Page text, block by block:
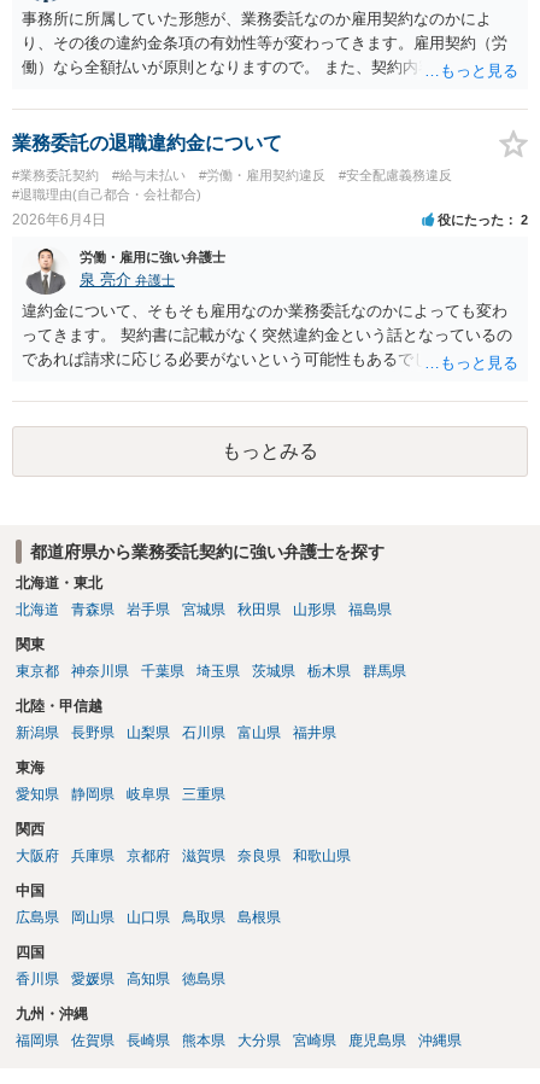
かは、その具体的内容によります。介護、転居、健康問題など、活動
継続が客観的に困難といえる事情があるかが重要です。 未成年であれ
ば、契約時に親権者の同意があったか、契約期間・活動義務・中途辞
退時の扱いについて親権者に説明されていたかも確認すべきです。 現
時点では、安易に支払義務を認めず、契約書、募集記事、LINE等を保
存したうえで、請求費目、金額、根拠資料の明示を求めるのがよいと
思います。回答前に弁護士へ相談することをおすすめします。
事務所に所属していた形態が、業務委託なのか雇用契約なのかによ
り、その後の違約金条項の有効性等が変わってきます。雇用契約（労
働）なら全額払いが原則となりますので。 また、契約内容を合意した
で、一定の違約金を後から一方的に請求された場合、支払義務負わな
いケースもあります。 詳しくは具体的な契約内容等にもよりますの
で、契約書等一式をそろえて弁護士からアドバイスをもらうのも一つ
かと思われます。
業務委託の退職違約金について
#業務委託契約 #給与未払い #労働・雇用契約違反
#安全配慮義務違反
#退職理由(自己都合・会社都合)
2026年6月4日 役にたった 2
労働・雇用に強い弁護士
泉 亮介 弁護士
違約金について、そもそも雇用なのか業務委託なのかによっても変わ
ってきます。 契約書に記載がなく突然違約金という話となっているの
であれば請求に応じる必要がないという可能性もあるでしょう。 相手
す。
もっとみる
都道府県から業務委託契約に強い弁護士を探す
北海道・東北
北海道
青森県 岩手県 宮城県 秋田県 山形県 福島県
関東
東京都
神奈川県 千葉県 埼玉県 茨城県 栃木県 群馬県
北陸・甲信越
新潟県
長野県 山梨県 石川県 富山県 福井県
東海
愛知県
静岡県 岐阜県 三重県
関西
大阪府
兵庫県 京都府 滋賀県 奈良県 和歌山県
中国
広島県
岡山県 山口県 鳥取県 島根県
四国
香川県
愛媛県 高知県 徳島県
九州・沖縄
福岡県
佐賀県 長崎県 熊本県 大分県 宮崎県 鹿児島県 沖縄県